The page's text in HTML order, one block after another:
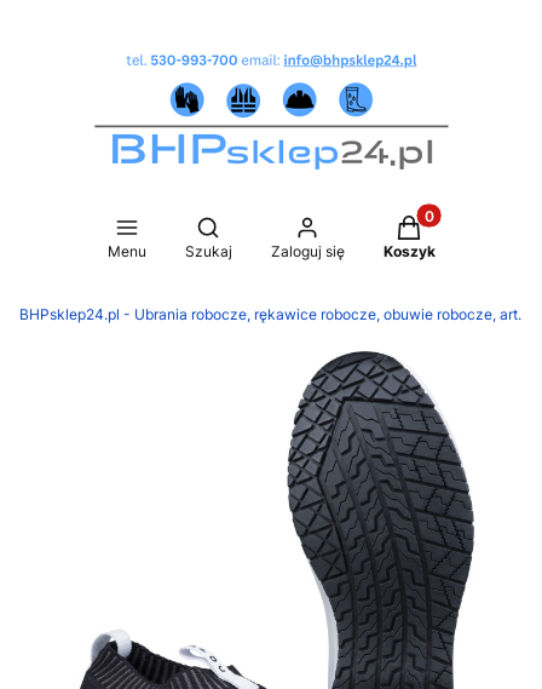
Menu
Otwórz wyszukiwarkę
Szukaj Zaloguj się
Produkty w
Koszyk
BHPsklep24.pl - Ubrania robocze, rękawice robocze, obuwie robocze,